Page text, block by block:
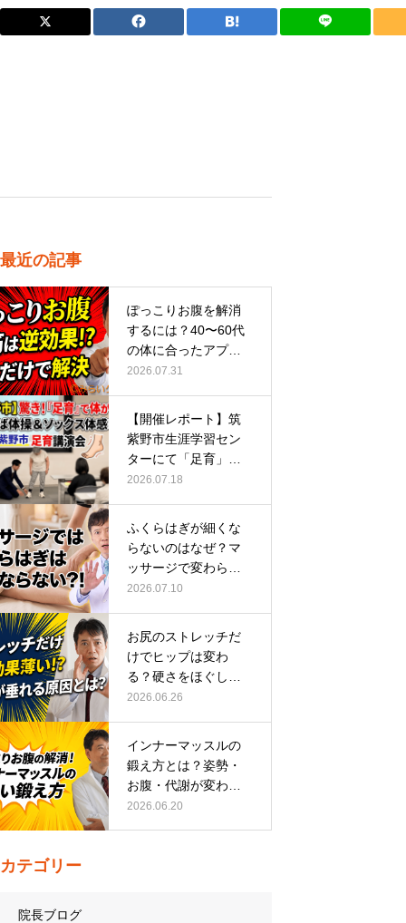
最近の記事
ぽっこりお腹を解消
するには？40〜60代
の体に合ったアプロ
ーチ
2026.07.31
【開催レポート】筑
紫野市生涯学習セン
ターにて「足育」講
演会に登壇し…
2026.07.18
ふくらはぎが細くな
らないのはなぜ？マ
ッサージで変わらな
い根本原因
2026.07.10
お尻のストレッチだ
けでヒップは変わ
る？硬さをほぐして
整える正しい方…
2026.06.26
インナーマッスルの
鍛え方とは？姿勢・
お腹・代謝が変わる
トレーニング…
2026.06.20
カテゴリー
院長ブログ